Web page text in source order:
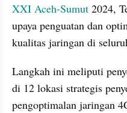
XXI Aceh-Sumut 2024,
upaya penguatan dan
kualitas jaringan di
Langkah ini meliputi
di 12 lokasi strategis
pengoptimalan jaringan